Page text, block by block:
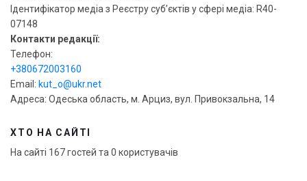
Ідентифікатор медіа з Реєстру суб’єктів у сфері медіа: R40-
07148
Контакти редакції:
Телефон:
+380672003160
Email: kut_o@ukr.net
Адреса: Одеська область, м. Арциз, вул. Привокзальна, 14
ХТО НА САЙТІ
На сайті 167 гостей та 0 користувачів